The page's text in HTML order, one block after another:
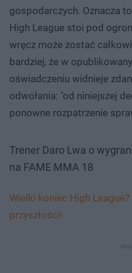
gospodarczych. Oznacza
High League stoi pod
wręcz może zostać
bardziej, że w
oświadczeniu widnieje
odwołania: "od niniejszej
ponowne rozpatrzenie
Trener Daro Lwa o
na FAME MMA 18
Wielki koniec High
przyszłości!